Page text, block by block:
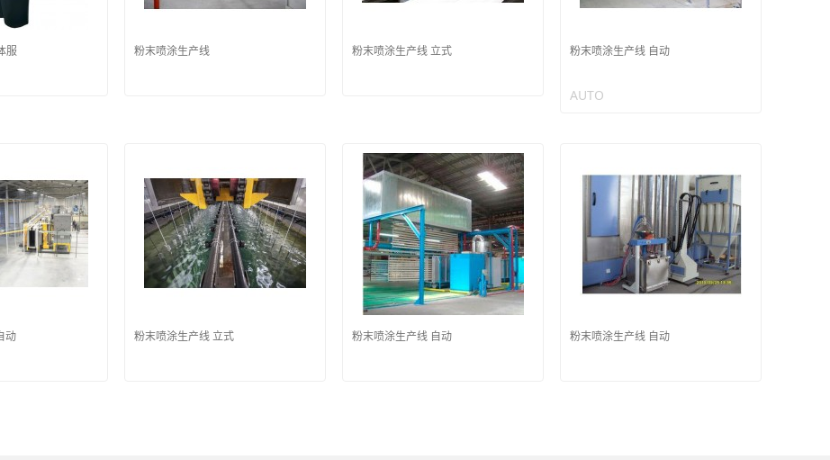
服 粉末喷涂生产线 粉末喷涂生产线 立式 粉末喷涂生产线 自动
AUTO
动 粉末喷涂生产线 立式 粉末喷涂生产线 自动 粉末喷涂生产线 自动